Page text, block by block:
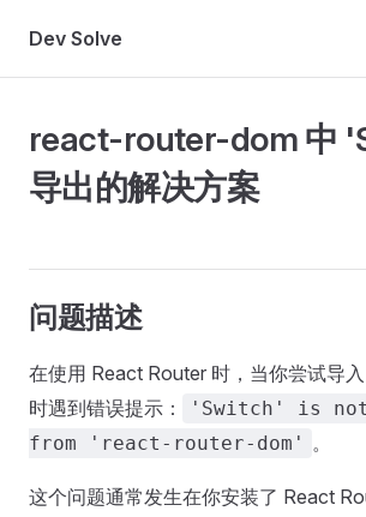
Skip to content
Dev Solve
react-router-dom 中
导出的解决方案
问题描述
在使用 React Router 时，当你尝试导入
时遇到错误提示：
'Switch' is
from 'react-router-dom' 。
这个问题通常发生在你安装了 React